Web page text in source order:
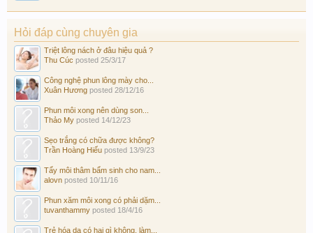
Hỏi đáp cùng chuyên gia
Triệt lông nách ở đâu hiệu quả ?
Thu Cúc posted 25/3/17
Công nghệ phun lông mày cho...
Xuân Hương posted 28/12/16
Phun môi xong nên dùng son...
Thảo My posted 14/12/23
Sẹo trắng có chữa được không?
Trần Hoàng Hiếu posted 13/9/23
Tẩy môi thâm bẩm sinh cho nam...
alovn posted 10/11/16
Phun xăm môi xong có phải dặm...
tuvanthammy posted 18/4/16
Trẻ hóa da có hại gì không, làm...